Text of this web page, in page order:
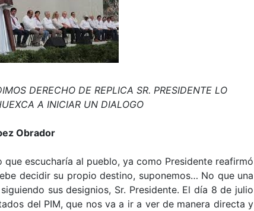
DERECHO DE REPLICA SR. PRESIDENTE LO
A INICIAR UN DIALOGO
Obrador
que escucharía al pueblo, ya como Presidente reafirmó
decidir su propio destino, suponemos… No que una
sus designios, Sr. Presidente. El día 8 de julio
del PIM, que nos va a ir a ver de manera directa y